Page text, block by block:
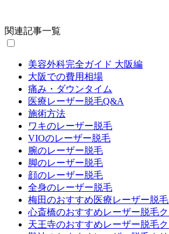
関連記事一覧
美容外科完全ガイド 大阪編
大阪での費用相場
痛み・ダウンタイム
医療レーザー脱毛Q&A
施術方法
ワキのレーザー脱毛
VIOのレーザー脱毛
腕のレーザー脱毛
脚のレーザー脱毛
顔のレーザー脱毛
全身のレーザー脱毛
梅田のおすすめ医療レーザー脱
心斎橋のおすすめレーザー脱毛
天王寺のおすすめレーザー脱毛